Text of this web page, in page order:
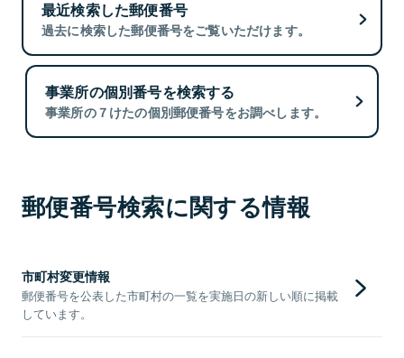
最近検索した郵便番号
過去に検索した郵便番号をご覧いただけます。
事業所の個別番号を検索する
事業所の７けたの個別郵便番号をお調べします。
郵便番号検索に関する情報
市町村変更情報
郵便番号を公表した市町村の一覧を実施日の新しい順に掲載
しています。